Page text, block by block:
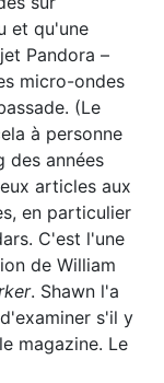
et qu'une
Pandora –
micro-ondes
(Le
à personne
des années
articles aux
en particulier
C'est l'une
de William
. Shawn l'a
s'il y
magazine. Le